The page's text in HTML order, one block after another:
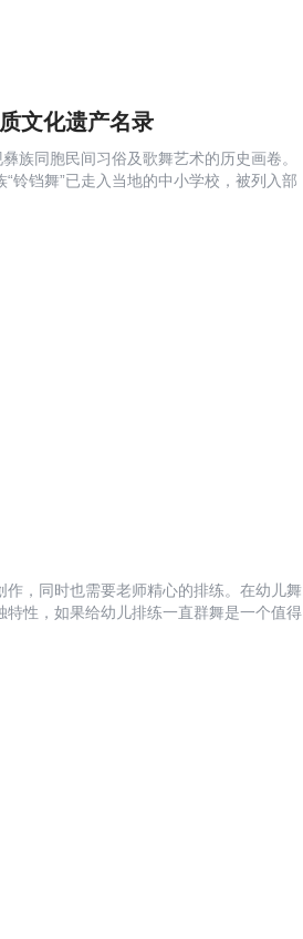
文化遗产名录
族同胞民间习俗及歌舞艺术的历史画卷。
铃铛舞”已走入当地的中小学校，被列入部
，同时也需要老师精心的排练。在幼儿舞
性，如果给幼儿排练一直群舞是一个值得